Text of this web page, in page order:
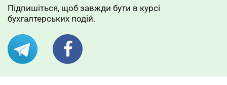
Підпишіться, щоб завжди бути в курсі
бухгалтерських подій.